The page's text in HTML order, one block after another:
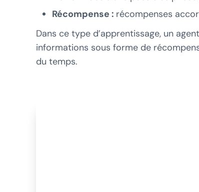
Récompense : récompenses
Dans ce type d’apprentissage, un
informations sous forme de
du temps.